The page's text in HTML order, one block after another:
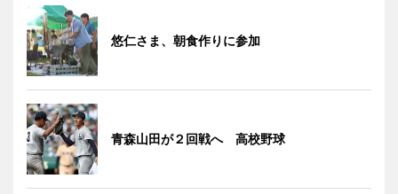
悠仁さま、朝食作りに参加
青森山田が２回戦へ 高校野球